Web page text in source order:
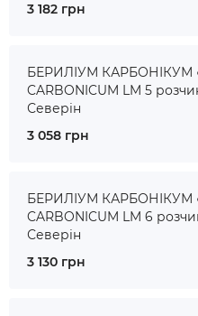
3 182 грн
БЕРИЛІУМ КАРБОНІКУМ ●
CARBONICUM LM 5
Северін
3 058 грн
БЕРИЛІУМ КАРБОНІКУМ ●
CARBONICUM LM 6
Северін
3 130 грн